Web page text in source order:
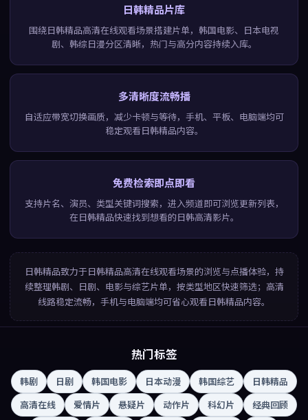
日韩精品片库
围绕日韩精品高清在线观看场景搭建片单，韩国电影、日本电视
剧、韩综日漫分区清晰，热门与高分内容持续入库。
多清晰度流畅播
自适应带宽切换画质，减少卡顿与等待，手机、平板、电脑端均可
稳定观看日韩精品内容。
免费检索即点即看
支持片名、演员、类型关键词搜索，进入频道即可浏览更新列表，
在日韩精品快速找到想看的日韩高清影片。
日韩精品致力于日韩精品高清在线观看场景的浏览与点播体验，持
续整理韩剧、日剧、电影与综艺片单，按类型地区快速筛选；高清
线路稳定流畅，手机与电脑端均可省心观看日韩精品内容。
热门标签
韩剧 日剧 韩国电影 日本动漫 韩国综艺
日韩精品
高清在线
爱情片 悬疑片 动作片 科幻片
经典回顾